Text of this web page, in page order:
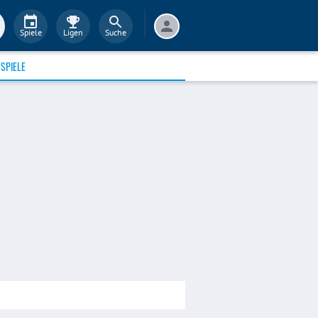
Spiele Ligen Suche
SPIELE